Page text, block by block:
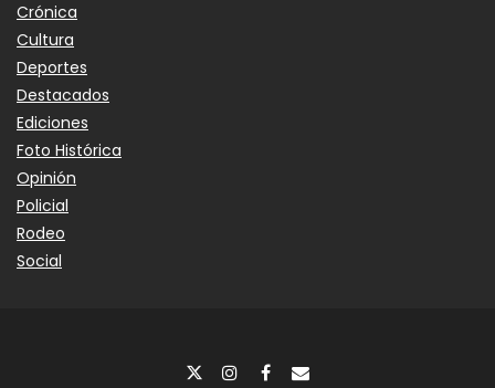
Crónica
Cultura
Deportes
Destacados
Ediciones
Foto Histórica
Opinión
Policial
Rodeo
Social